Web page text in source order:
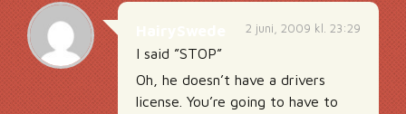
2 juni, 2009 kl. 23:29
I said ”STOP”
Oh, he doesn’t have a drivers
license. You’re going to have to